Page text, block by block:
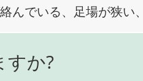
んでいる、足場が狭い
すか?